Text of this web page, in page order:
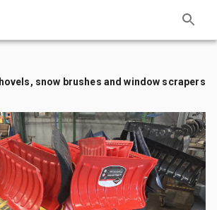
snow brushes and window scrapers